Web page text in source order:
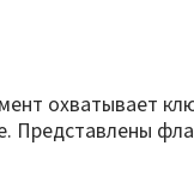
охватывает
Представлены